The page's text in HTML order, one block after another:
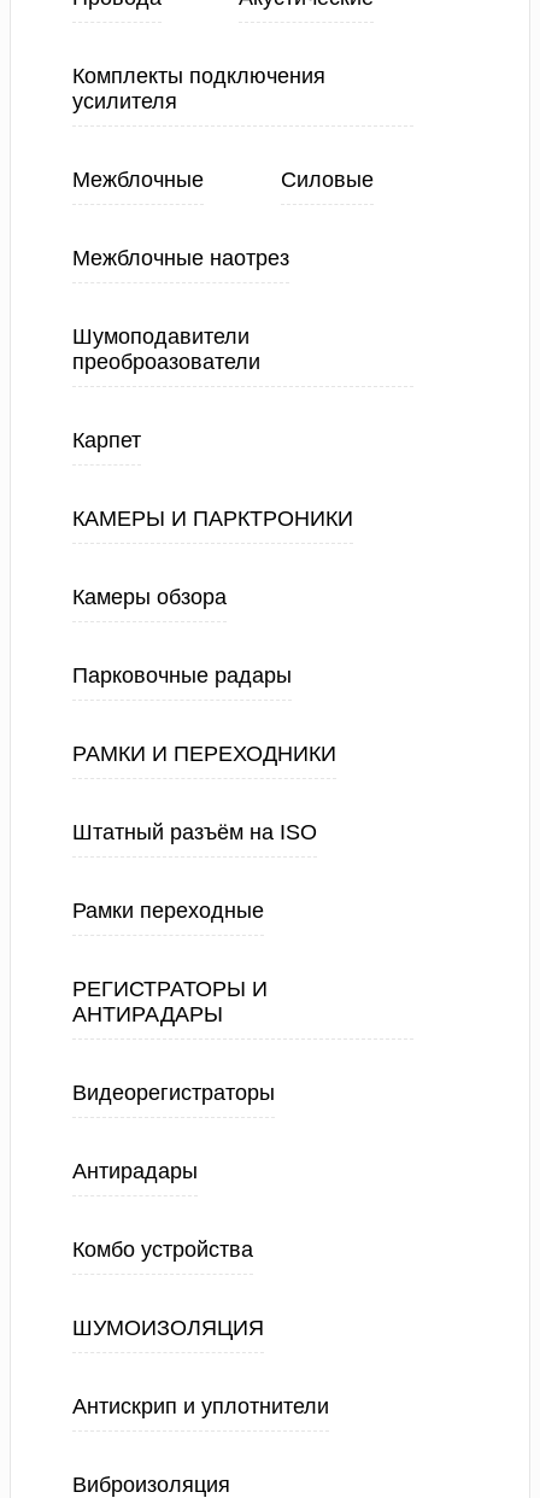
Комплекты подключения
усилителя
Межблочные Силовые
Межблочные наотрез
Шумоподавители
преоброазователи
Карпет
КАМЕРЫ И ПАРКТРОНИКИ
Камеры обзора
Парковочные радары
РАМКИ И ПЕРЕХОДНИКИ
Штатный разъём на ISO
Рамки переходные
РЕГИСТРАТОРЫ И
АНТИРАДАРЫ
Видеорегистраторы
Антирадары
Комбо устройства
ШУМОИЗОЛЯЦИЯ
Антискрип и уплотнители
Виброизоляция